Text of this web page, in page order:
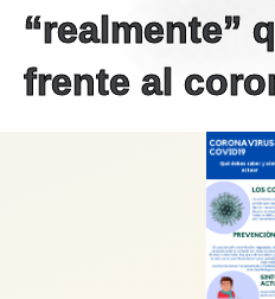
“realmente”
frente al